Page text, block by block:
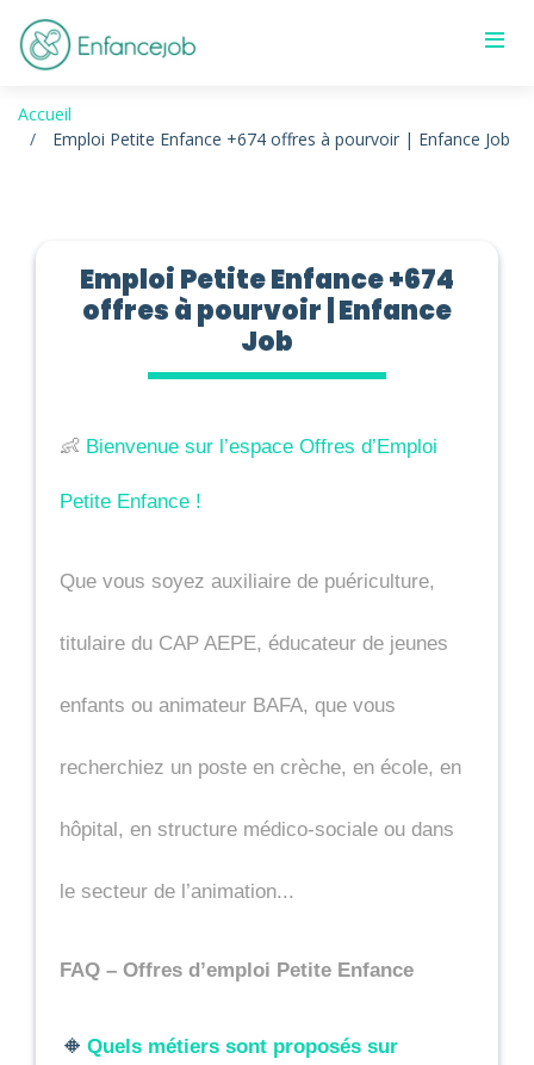
Accueil
Emploi Petite Enfance +674 offres à pourvoir | Enfance Job
Emploi Petite Enfance +674
offres à pourvoir | Enfance
Job
👶 Bienvenue sur l’espace Offres d’Emploi
Petite Enfance !
Que vous soyez auxiliaire de puériculture,
titulaire du CAP AEPE, éducateur de jeunes
enfants ou animateur BAFA, que vous
recherchiez un poste en crèche, en école, en
hôpital, en structure médico-sociale ou dans
le secteur de l’animation...
FAQ – Offres d’emploi Petite Enfance
🔸 Quels métiers sont proposés sur